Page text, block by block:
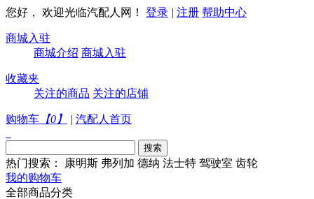
您好， 欢迎光临汽配人网！ 登录 | 注册 帮助中心
商城入驻
商城介绍 商城入驻
收藏夹
关注的商品 关注的店铺
购物车 【0 】 | 汽配人首页
热门搜索： 康明斯 弗列加 德纳 法士特 驾驶室 齿轮
我的购物车
全部商品分类